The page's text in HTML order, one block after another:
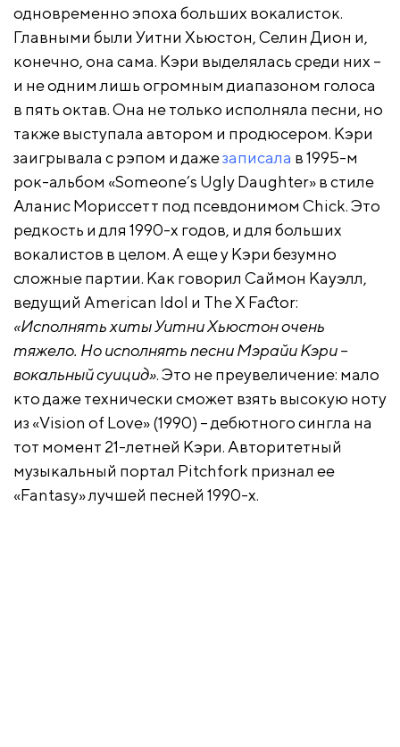
одновременно эпоха больших вокалисток.
Главными были Уитни Хьюстон, Селин Дион и,
конечно, она сама. Кэри выделялась среди них –
и не одним лишь огромным диапазоном голоса
в пять октав. Она не только исполняла песни, но
также выступала автором и продюсером. Кэри
заигрывала с рэпом и дажезаписала в 1995-м
рок-альбом «Someone’s Ugly Daughter» в стиле
Аланис Мориссетт под псевдонимом Chick. Это
редкость и для 1990-х годов, и для больших
вокалистов в целом. А еще у Кэри безумно
сложные партии. Как говорил Саймон Кауэлл,
ведущий American Idol и The X Factor:
«Исполнять хиты Уитни Хьюстон очень
тяжело. Но исполнять песни Мэрайи Кэри –
вокальный суицид». Это не преувеличение: мало
кто даже технически сможет взять высокую ноту
из «Vision of Love» (1990) – дебютного сингла на
тот момент 21-летней Кэри. Авторитетный
музыкальный портал Pitchfork признал ее
«Fantasy» лучшей песней 1990-х.